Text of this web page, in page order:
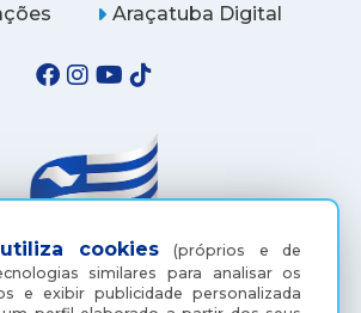
cookies (próprios e de
similares para analisar os
e exibir publicidade personalizada
Araçatuba Digital